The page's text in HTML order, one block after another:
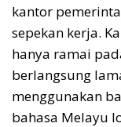
kantor
sepekan kerja.
hanya ramai
berlangsung
menggunakan
bahasa Melayu